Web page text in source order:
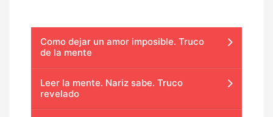
Como dejar un amor imposible. Truco
de la mente
Leer la mente. Nariz sabe. Truco
revelado